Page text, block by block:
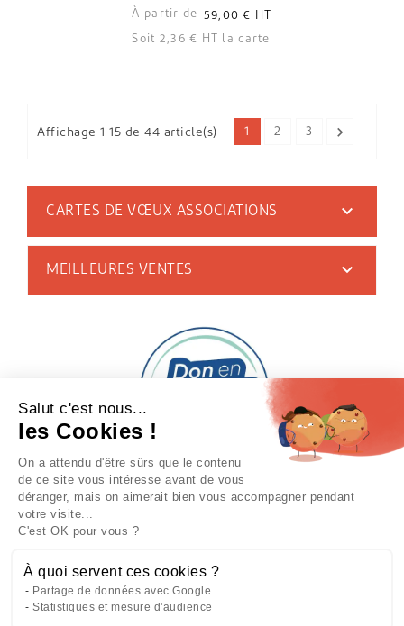
Salut c'est nous...
les Cookies !
On a attendu d'être sûrs que le contenu
de ce site vous intéresse avant de vous
déranger, mais on aimerait bien vous accompagner pendant
votre visite...
C'est OK pour vous ?
À quoi servent ces cookies ?
Partage de données avec Google
Statistiques et mesure d'audience
À partir de 59,00 €
HT
Soit 2,36 € HT la carte
Affichage 1-15 de 44 article(s) 1 2 3 
CARTES DE VŒUX ASSOCIATIONS 
MEILLEURES VENTES 